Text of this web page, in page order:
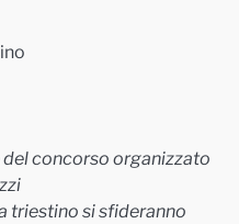
concorso organizzato
triestino si sfideranno